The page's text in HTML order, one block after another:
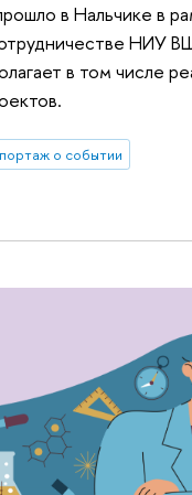
в Нальчике в
НИУ
в том числе
о событии